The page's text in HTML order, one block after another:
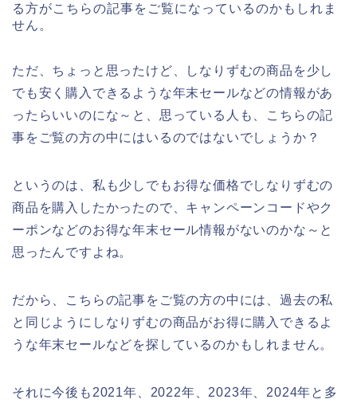
る方がこちらの記事をご覧になっているのかもしれま
せん。
ただ、ちょっと思ったけど、しなりずむの商品を少し
でも安く購入できるような年末セールなどの情報があ
ったらいいのにな～と、思っている人も、こちらの記
事をご覧の方の中にはいるのではないでしょうか？
というのは、私も少しでもお得な価格でしなりずむの
商品を購入したかったので、キャンペーンコードやク
ーポンなどのお得な年末セール情報がないのかな～と
思ったんですよね。
だから、こちらの記事をご覧の方の中には、過去の私
と同じようにしなりずむの商品がお得に購入できるよ
うな年末セールなどを探しているのかもしれません。
それに今後も2021年、2022年、2023年、2024年と多